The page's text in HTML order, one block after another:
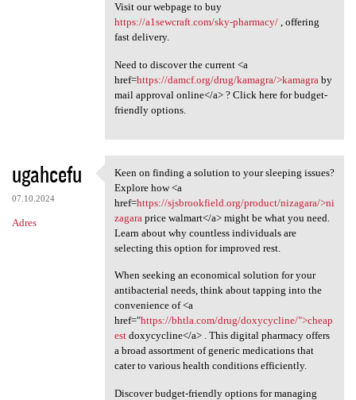
Visit our webpage to buy
https://a1sewcraft.com/sky-pharmacy/, offering
fast delivery.
Need to discover the current <a
href=https://damcf.org/drug/kamagra/>kamagraby
mail approval online</a> ? Click here for budget-
friendly options.
ugahcefu
07.10.2024
Adres
Keen on finding a solution to
Keen on finding a solution to your sleeping issues?
Explore how <a
href=https://sjsbrookfield.org/product/nizagara/>ni
zagara price walmart</a> might be what you need.
Learn about why countless individuals are
selecting this option for improved rest.
When seeking an economical solution for your
antibacterial needs, think about tapping into the
convenience of <a
href="https://bhtla.com/drug/doxycycline/">cheap
estdoxycycline</a> . This digital pharmacy offers
a broad assortment of generic medications that
cater to various health conditions efficiently.
Discover budget-friendly options for managing